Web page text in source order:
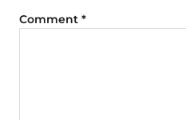
Comment *